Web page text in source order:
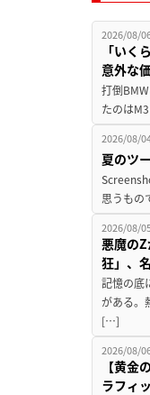
2026/08/
「い
意外な
打倒
たのは
2026/08/
夏のツ
思うもの
2026/08/
悪魔の
狂」、
記憶の底
がある。
[…]
2026/08/
【黄
ラフィ